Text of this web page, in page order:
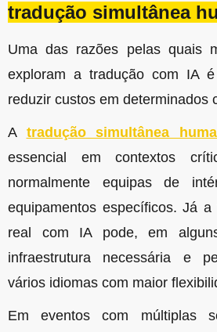
tradução simultânea
Uma das razões pelas quais
exploram a tradução com IA
reduzir custos em determinados
A tradução simultânea
essencial em contextos
normalmente equipas de
equipamentos específicos.Já a
real com IA pode, em
infraestrutura necessária e
vários idiomas com maior
Em eventos com múltiplas